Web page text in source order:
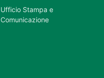
Ufficio Stampa e
Comunicazione